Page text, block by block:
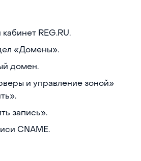
REG.RU.
«Домены».
домен.
и управление зоной»
запись».
CNAME.